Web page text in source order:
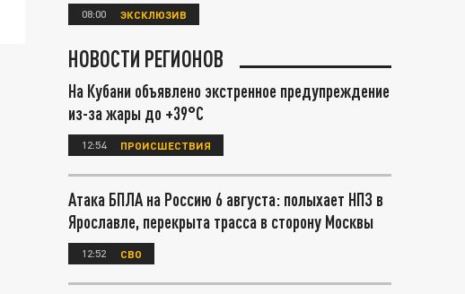
08:00 ЭКСКЛЮЗИВ
НОВОСТИ РЕГИОНОВ
На Кубани объявлено экстренное предупреждение
из-за жары до +39°С
12:54 ПРОИСШЕСТВИЯ
Атака БПЛА на Россию 6 августа: полыхает НПЗ в
Ярославле, перекрыта трасса в сторону Москвы
12:52 СВО